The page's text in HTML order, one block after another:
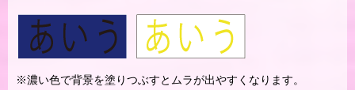
※濃い色で背景を塗りつぶすとムラが出やすくなります。